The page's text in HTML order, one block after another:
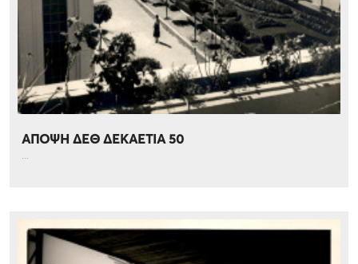
ΑΠΟΨΗ ΔΕΘ ΔΕΚΑΕΤΙΑ 50
...